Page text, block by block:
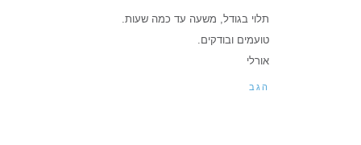
תלוי בגודל, משעה עד כמה שעות.
טועמים ובודקים.
אורלי
הגב